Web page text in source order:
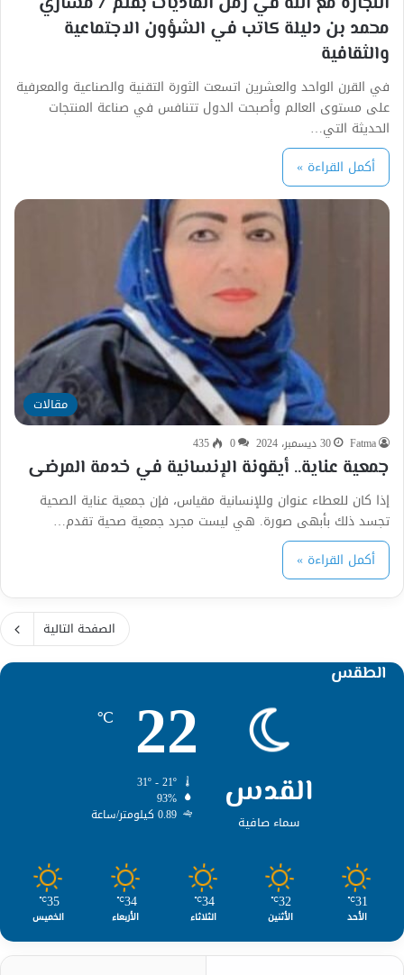
محمد بن دليلة كاتب في الشؤون الاجتماعية
والثقافية
في القرن الواحد والعشرين اتسعت الثورة التقنية والصناعية والمعرفية
على مستوى العالم وأصبحت الدول تتنافس في صناعة المنتجات
الحديثة التي…
أكمل القراءة »
مقالات
Fatma 30 ديسمبر، 2024 0
435
جمعية عناية.. أيقونة الإنسانية في خدمة المرضى
إذا كان للعطاء عنوان وللإنسانية مقياس، فإن جمعية عناية الصحية
تجسد ذلك بأبهى صورة. هي ليست مجرد جمعية صحية تقدم…
أكمل القراءة »
الصفحة التالية
الطقس
القدس
سماء صافية
22
℃
93%
0.89 كيلومتر/ساعة
31
℃
الأحد
32
℃
الأثنين
34
℃
الثلاثاء
34
℃
الأربعاء
35
℃
الخميس